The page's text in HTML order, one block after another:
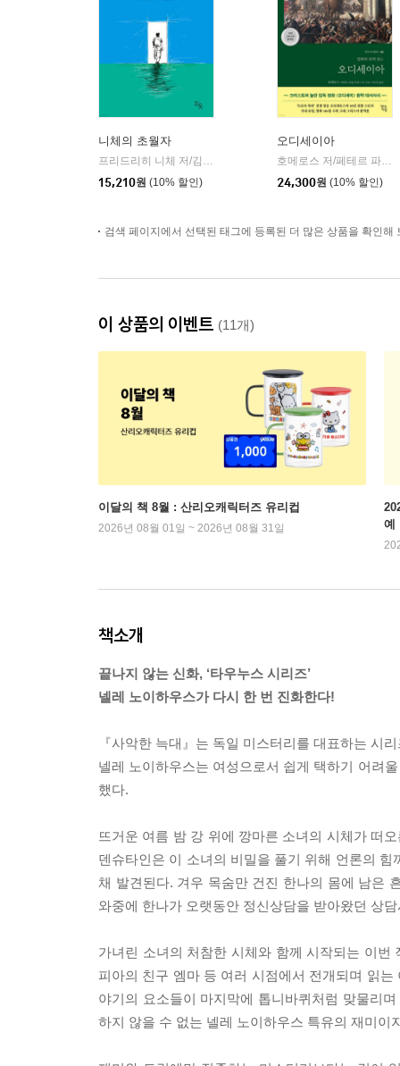
니체의 초월자
프리드리히 니체 저/김철 편역
15,210원 (10% 할인)
오디세이아
호메로스 저/페테르 파울 루벤스 그림/박문재 역
24,300원 (10% 할인)
검색 페이지에서 선택된 태그에 등록된 더 많은 상품을 확인해
이 상품의 이벤트 (11개)
이달의 책 8월 : 산리오캐릭터즈 유리컵
2026년 08월 01일 ~ 2026년 08월 31일
예
책소개
끝나지 않는 신화, ‘타우누스 시리즈’
넬레 노이하우스가 다시 한 번 진화한다!
『사악한 늑대』는 독일 미스터리를 대표하는 시
넬레 노이하우스는 여성으로서 쉽게 택하기 어려
했다.
뜨거운 여름 밤 강 위에 깡마른 소녀의 시체가 떠
덴슈타인은 이 소녀의 비밀을 풀기 위해 언론의
채 발견된다. 겨우 목숨만 건진 한나의 몸에 남은
와중에 한나가 오랫동안 정신상담을 받아왔던 상
가녀린 소녀의 처참한 시체와 함께 시작되는 이
피아의 친구 엠마 등 여러 시점에서 전개되며 읽
야기의 요소들이 마지막에 톱니바퀴처럼 맞물리
하지 않을 수 없는 넬레 노이하우스 특유의 재미